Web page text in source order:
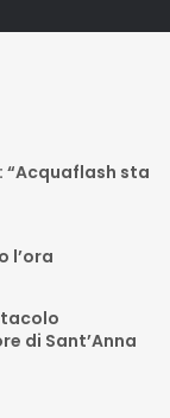
“Acquaflash sta
l’ora
di Sant’Anna